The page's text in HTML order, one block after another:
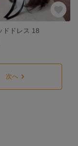
ドドレス 18
次へ